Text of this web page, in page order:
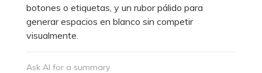
botones o etiquetas, y un rubor pálido para
generar espacios en blanco sin competir
visualmente.
Ask AI for a summary